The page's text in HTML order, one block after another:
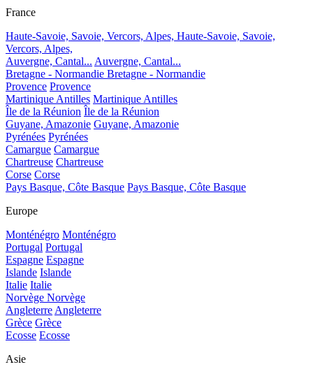
France
Haute-Savoie, Savoie, Vercors, Alpes, Haute-Savoie, Savoie,
Vercors, Alpes,
Auvergne, Cantal... Auvergne, Cantal...
Bretagne - Normandie Bretagne - Normandie
Provence Provence
Martinique Antilles Martinique Antilles
Île de la Réunion Île de la Réunion
Guyane, Amazonie Guyane, Amazonie
Pyrénées Pyrénées
Camargue Camargue
Chartreuse Chartreuse
Corse Corse
Pays Basque, Côte Basque Pays Basque, Côte Basque
Europe
Monténégro Monténégro
Portugal Portugal
Espagne Espagne
Islande Islande
Italie Italie
Norvège Norvège
AngleterreAngleterre
Grèce Grèce
Ecosse Ecosse
Asie